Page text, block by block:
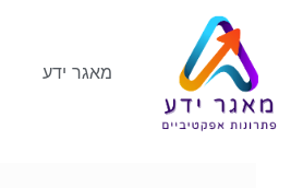
מאגר ידע